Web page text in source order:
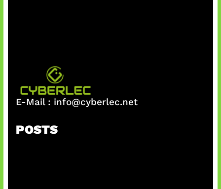
E-Mail : info@cyberlec.net
POSTS